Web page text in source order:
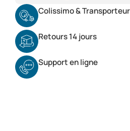
Colissimo &
Retours 14 jours
Support en ligne